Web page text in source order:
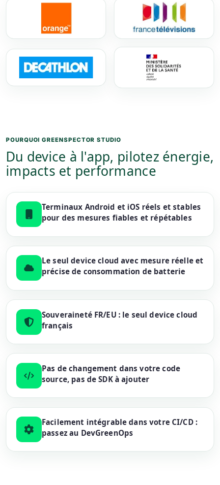
POURQUOI GREENSPECTOR STUDIO
Du device à l'app, pilotez énergie,
impacts et performance
Terminaux Android et iOS réels et stables
pour des mesures fiables et répétables
Le seul device cloud avec mesure réelle et
précise de consommation de batterie
Souveraineté FR/EU : le seul device cloud
français
Pas de changement dans votre code
source, pas de SDK à ajouter
Facilement intégrable dans votre CI/CD :
passez au DevGreenOps